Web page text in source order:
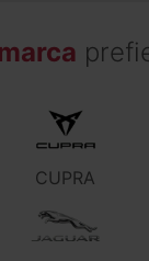
CUPRA